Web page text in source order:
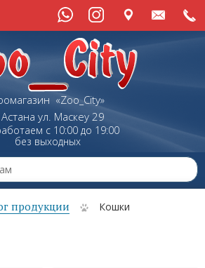
«Zoo_City»
Астана ул. Маскеу29
с 10:00 до 19:00
без выходных
продукции Кошки